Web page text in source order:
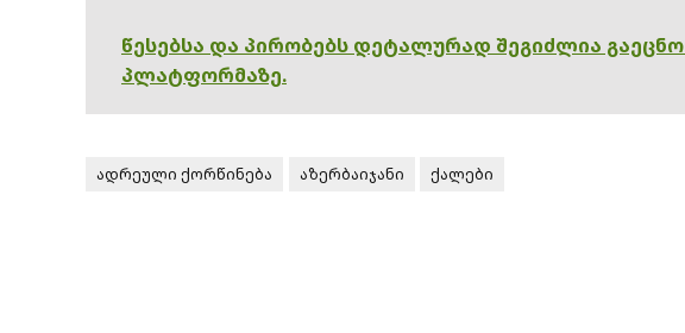
წესებსა და პირობებს დეტალურად შეგიძლია
პლატფორმაზე.
ადრეული ქორწინება აზერბაიჯანი ქალები